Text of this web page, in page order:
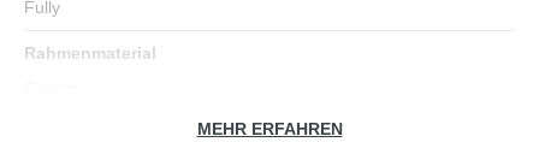
12,6
Zoll
Fully
Rahmenmaterial
MEHR ERFAHREN